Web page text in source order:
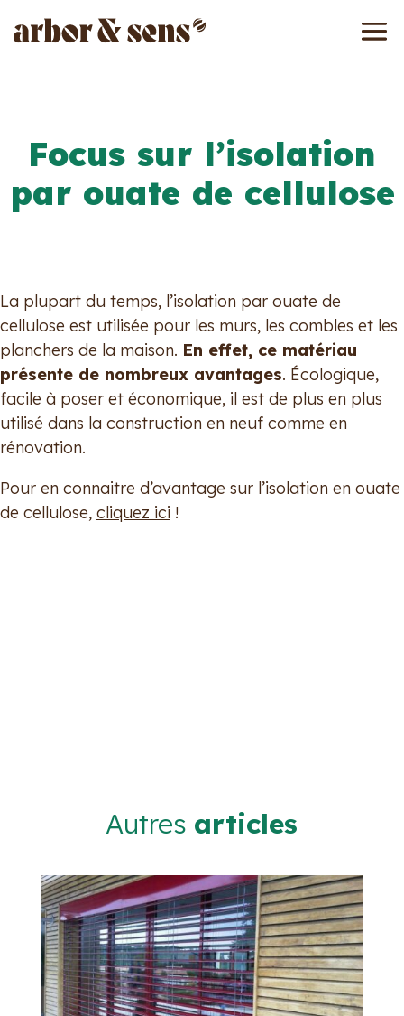
Focus sur l’isolation
par ouate de cellulose
La plupart du temps, l’isolation par ouate de
cellulose est utilisée pour les murs, les combles et les
planchers de la maison. En effet, ce matériau
présente de nombreux avantages. Écologique,
facile à poser et économique, il est de plus en plus
utilisé dans la construction en neuf comme en
rénovation.
Pour en connaitre d’avantage sur l’isolation en ouate
de cellulose, cliquez ici !
Autres articles